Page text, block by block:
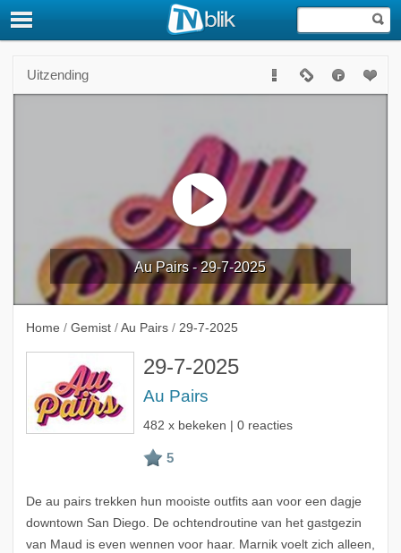
Uitzending
Au Pairs - 29-7-2025
Home / Gemist / Au Pairs / 29-7-2025
29-7-2025
Au Pairs
482 x bekeken | 0 reacties
De au pairs trekken hun mooiste outfits aan voor een dagje
downtown San Diego. De ochtendroutine van het gastgezin
van Maud is even wennen voor haar. Marnik voelt zich alleen,